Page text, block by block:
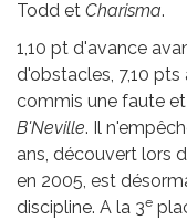
Todd et Charisma.
1,10 pt d'avance
d'obstacles, 7,10
commis une faute
B'Neville. Il
ans, découvert lors
en 2005, est
discipline. A la 3e